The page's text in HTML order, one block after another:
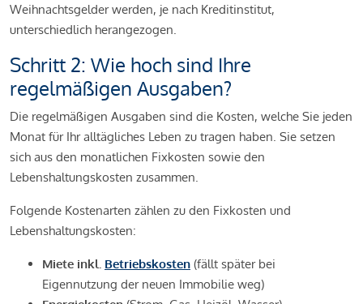
Weihnachtsgelder werden, je nach Kreditinstitut,
unterschiedlich herangezogen.
Schritt 2: Wie hoch sind Ihre
regelmäßigen Ausgaben?
Die regelmäßigen Ausgaben sind die Kosten, welche Sie jeden
Monat für Ihr alltägliches Leben zu tragen haben. Sie setzen
sich aus den monatlichen Fixkosten sowie den
Lebenshaltungskosten zusammen.
Folgende Kostenarten zählen zu den Fixkosten und
Lebenshaltungskosten:
Miete inkl. Betriebskosten (fällt später bei
Eigennutzung der neuen Immobilie weg)